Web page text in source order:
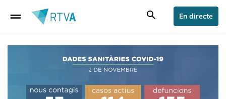
drag_handle search En directe